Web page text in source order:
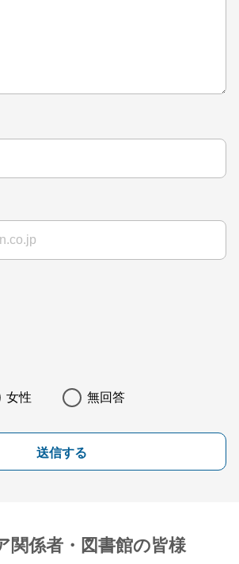
女性 無回答
送信する
関係者・図書館の皆様